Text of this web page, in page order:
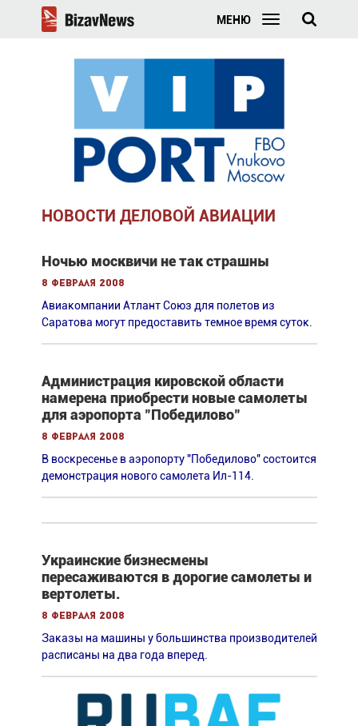
МЕНЮ
НОВОСТИ ДЕЛОВОЙ АВИАЦИИ
Ночью москвичи не так страшны
8 февраля 2008
Авиакомпании Атлант Союз для полетов из
Саратова могут предоставить темное время суток.
Администрация кировской области
намерена приобрести новые самолеты
для аэропорта "Победилово"
8 февраля 2008
В воскресенье в аэропорту "Победилово" состоится
демонстрация нового самолета Ил-114.
Украинские бизнесмены
пересаживаются в дорогие самолеты и
вертолеты.
8 февраля 2008
Заказы на машины у большинства производителей
расписаны на два года вперед.